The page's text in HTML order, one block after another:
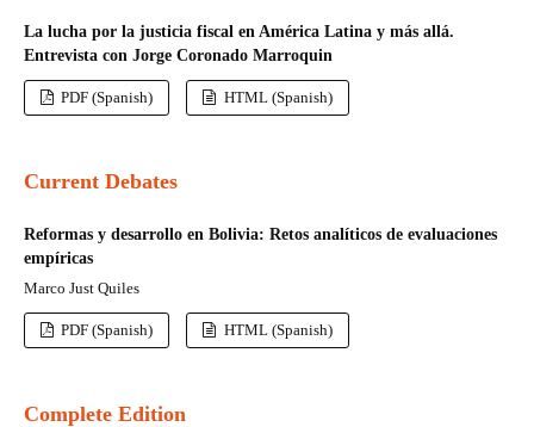
La lucha por la justicia fiscal en América Latina y más allá.
Entrevista con Jorge Coronado Marroquin
PDF (Spanish) HTML (Spanish)
Current Debates
Reformas y desarrollo en Bolivia: Retos analíticos de evaluaciones
empíricas
Marco Just Quiles
PDF (Spanish) HTML (Spanish)
Complete Edition